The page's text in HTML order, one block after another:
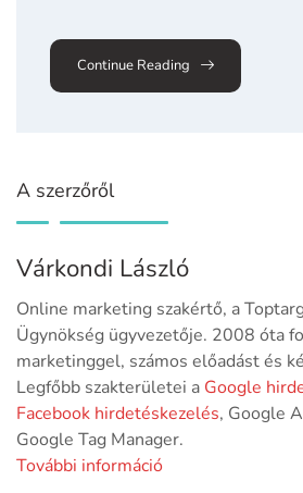
Continue Reading
A szerzőről
Várkondi László
Online marketing szakértő, a
Ügynökség ügyvezetője. 2008 óta
marketinggel, számos előadást és
Legfőbb szakterületei a Google
Facebook hirdetéskezelés, Google
Google Tag Manager.
További információ